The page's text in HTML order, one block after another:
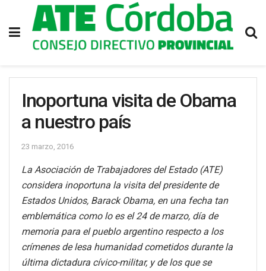
Inoportuna visita de Obama
a nuestro país
23 marzo, 2016
La Asociación de Trabajadores del Estado (ATE)
considera inoportuna la visita del presidente de
Estados Unidos, Barack Obama, en una fecha tan
emblemática como lo es el 24 de marzo, día de
memoria para el pueblo argentino respecto a los
crímenes de lesa humanidad cometidos durante la
última dictadura cívico-militar, y de los que se